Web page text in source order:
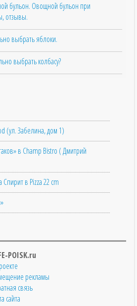
бульон. Овощной бульон при
отзывы.
выбрать яблоки.
выбрать колбасу?
(ул. Забелина, дом 1)
в Champ Bistro ( Дмитрий
в Pizza 22 cm
POISK.ru
рекламы
связь
сайта